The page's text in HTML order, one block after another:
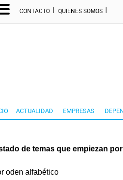
CONTACTO I QUIENES SOMOS I
ACTUALIDAD EMPRESAS
de temas que empiezan
oden alfabético